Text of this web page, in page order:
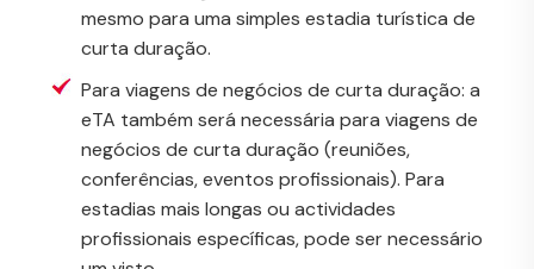
mesmo para uma simples estadia turística de
curta duração.
Para viagens de negócios de curta duração: a
eTA também será necessária para viagens de
negócios de curta duração (reuniões,
conferências, eventos profissionais). Para
estadias mais longas ou actividades
profissionais específicas, pode ser necessário